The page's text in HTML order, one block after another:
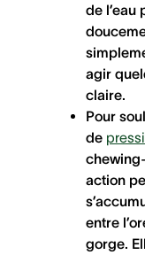
de l’eau
agir
claire.
Pour
de
action
entre
gorge.